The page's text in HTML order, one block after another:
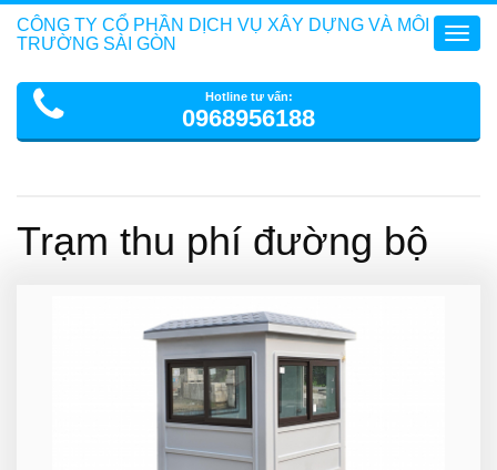
CÔNG TY CỔ PHẦN DỊCH VỤ XÂY DỰNG VÀ MÔI
TRƯỜNG SÀI GÒN
Hotline tư vấn:
0968956188
Trạm thu phí đường bộ